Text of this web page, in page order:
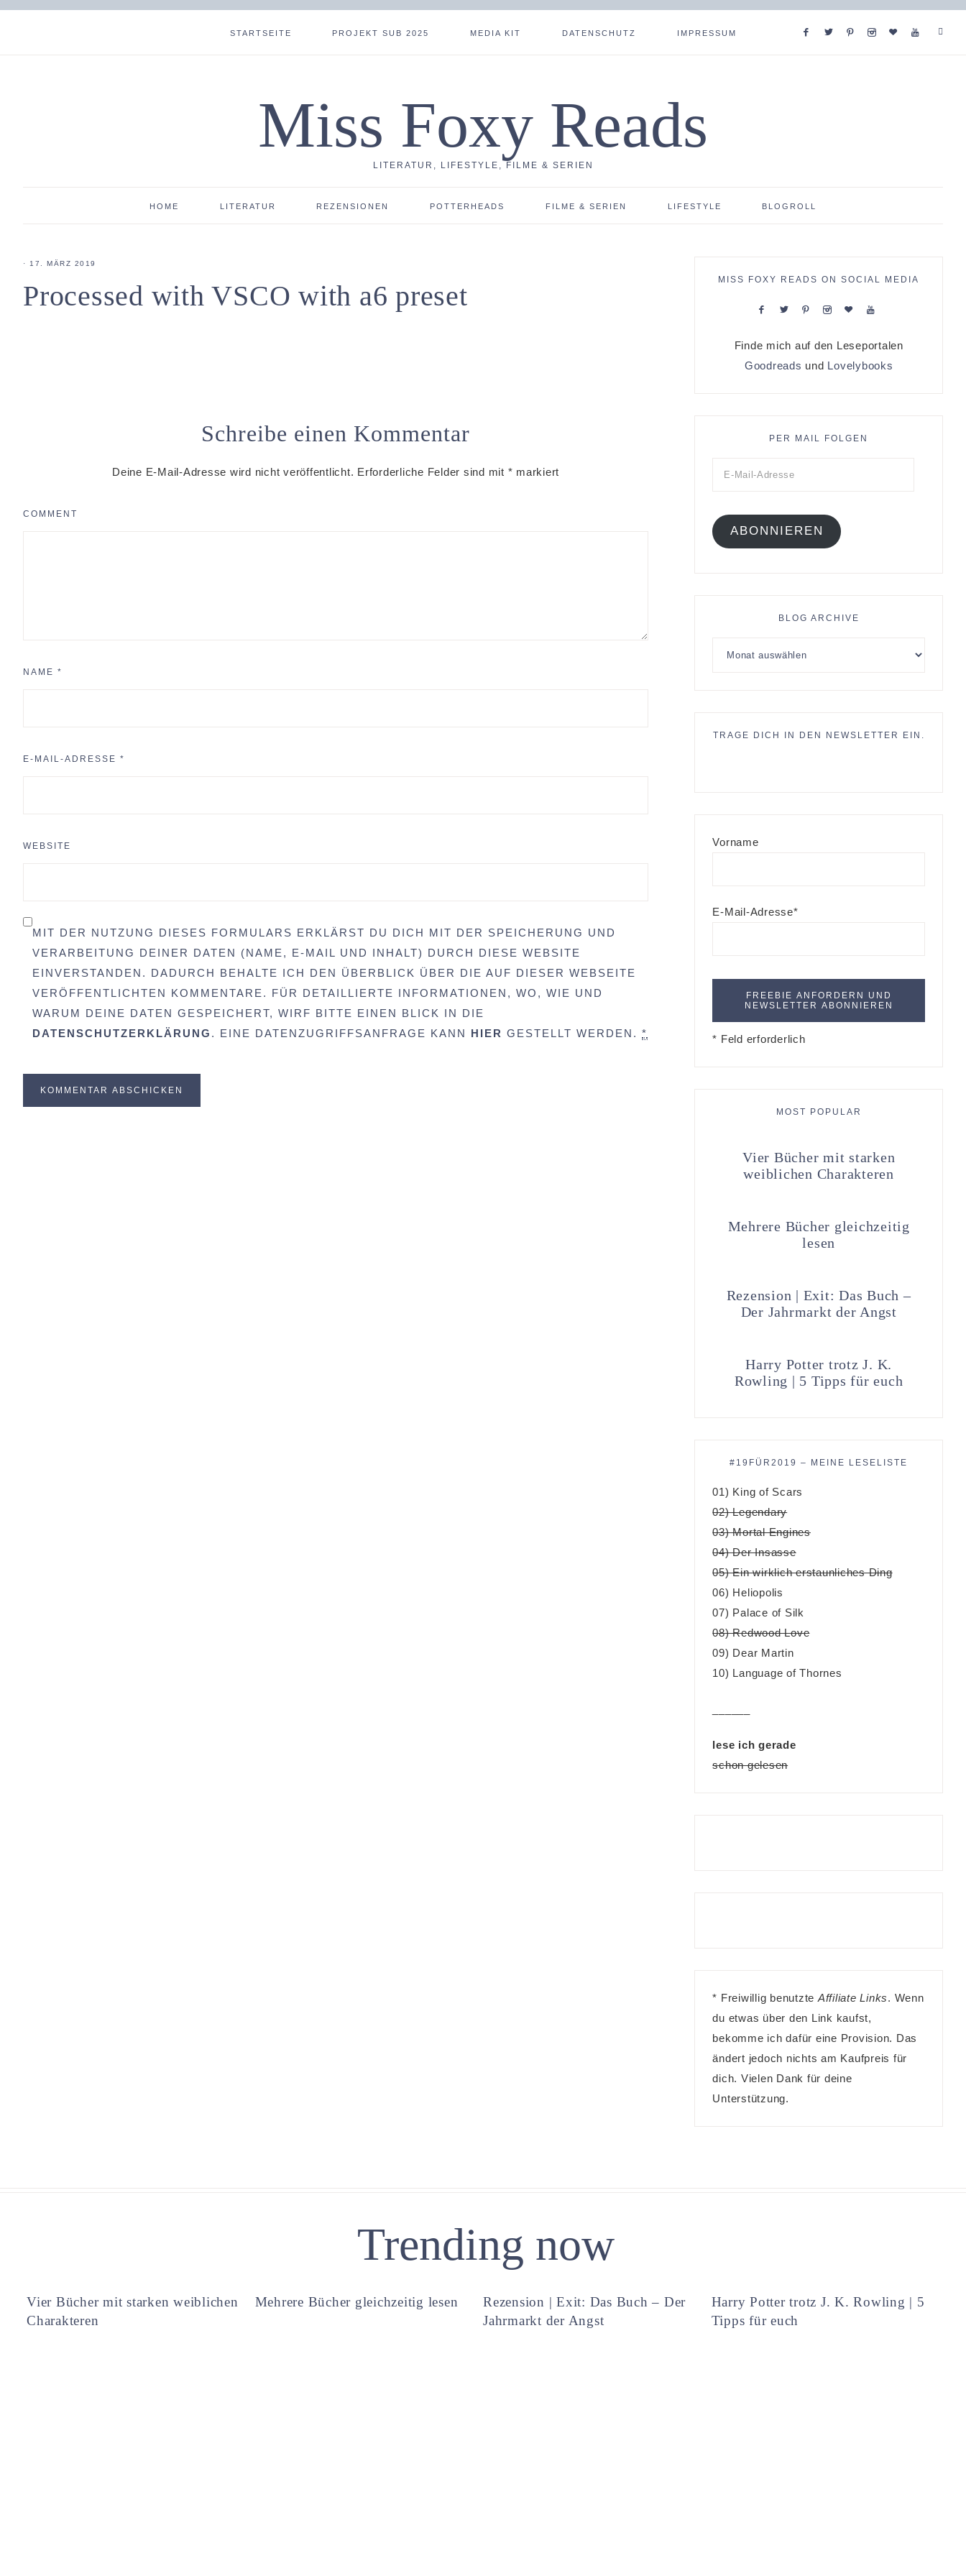
STARTSEITE PROJEKT SUB 2025 MEDIA KIT DATENSCHUTZ IMPRESSUM
Miss Foxy Reads
LITERATUR, LIFESTYLE, FILME & SERIEN
HOME LITERATUR REZENSIONEN POTTERHEADS FILME & SERIEN LIFESTYLE BLOGROLL
· 17. MÄRZ 2019
Processed with VSCO with a6 preset
Schreibe einen Kommentar
Deine E-Mail-Adresse wird nicht veröffentlicht. Erforderliche Felder sind mit * markiert
COMMENT
NAME *
E-MAIL-ADRESSE *
WEBSITE
MIT DER NUTZUNG DIESES FORMULARS ERKLÄRST DU DICH MIT DER SPEICHERUNG UND
VERARBEITUNG DEINER DATEN (NAME, E-MAIL UND INHALT) DURCH DIESE WEBSITE
EINVERSTANDEN. DADURCH BEHALTE ICH DEN ÜBERBLICK ÜBER DIE AUF DIESER WEBSEITE
VERÖFFENTLICHTEN KOMMENTARE. FÜR DETAILLIERTE INFORMATIONEN, WO, WIE UND
WARUM DEINE DATEN GESPEICHERT, WIRF BITTE EINEN BLICK IN DIE
DATENSCHUTZERKLÄRUNG . EINE DATENZUGRIFFSANFRAGE KANN HIER GESTELLT WERDEN. *
MISS FOXY READS ON SOCIAL MEDIA
Finde mich auf den Leseportalen
Goodreads und Lovelybooks
PER MAIL FOLGEN
ABONNIEREN
BLOG ARCHIVE
TRAGE DICH IN DEN NEWSLETTER EIN.
Vorname
E-Mail-Adresse*
* Feld erforderlich
MOST POPULAR
Vier Bücher mit starken
weiblichen Charakteren
Mehrere Bücher gleichzeitig
lesen
Rezension | Exit: Das Buch –
Der Jahrmarkt der Angst
Harry Potter trotz J. K.
Rowling | 5 Tipps für euch
#19FÜR2019 – MEINE LESELISTE
01) King of Scars
02) Legendary
03) Mortal Engines
04) Der Insasse
05) Ein wirklich erstaunliches Ding
06) Heliopolis
07) Palace of Silk
08) Redwood Love
09) Dear Martin
10) Language of Thornes
lese ich gerade
schon gelesen
* Freiwillig benutzte Affiliate Links. Wenn
du etwas über den Link kaufst,
bekomme ich dafür eine Provision. Das
ändert jedoch nichts am Kaufpreis für
dich. Vielen Dank für deine
Unterstützung.
Trending now
Vier Bücher mit starken weiblichen
Charakteren
Mehrere Bücher gleichzeitig lesen
Rezension | Exit: Das Buch – Der
Jahrmarkt der Angst
Harry Potter trotz J. K. Rowling | 5
Tipps für euch